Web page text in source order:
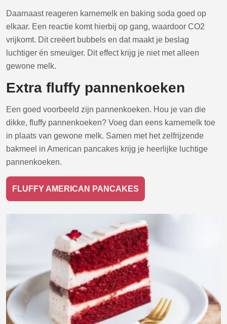
Daarnaast reageren karnemelk en baking soda goed op
elkaar. Een reactie komt hierbij op gang, waardoor CO2
vrijkomt. Dit creëert bubbels en dat maakt je beslag
luchtiger én smeuïger. Dit effect krijg je niet met alleen
gewone melk.
Extra fluffy pannenkoeken
Een goed voorbeeld zijn pannenkoeken. Hou je van die
dikke, fluffy pannenkoeken? Voeg dan eens karnemelk toe
in plaats van gewone melk. Samen met het zelfrijzende
bakmeel in American pancakes krijg je heerlijke luchtige
pannenkoeken.
FLUFFY AMERICAN PANCAKES